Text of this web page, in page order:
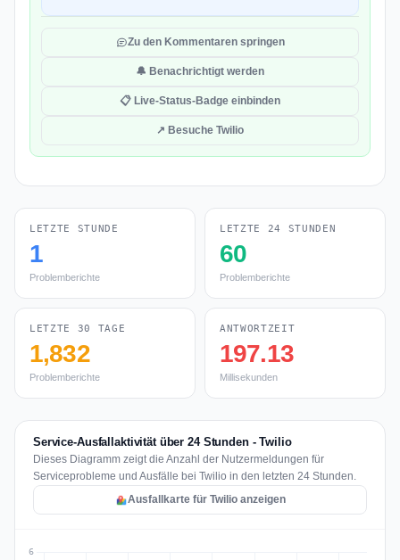
Zu den Kommentaren springen
🔔 Benachrichtigt werden
📋 Live-Status-Badge einbinden
↗ Besuche Twilio
LETZTE STUNDE
1
Problemberichte
LETZTE 24 STUNDEN
60
Problemberichte
LETZTE 30 TAGE
1,832
Problemberichte
ANTWORTZEIT
197.13
Millisekunden
Service-Ausfallaktivität über 24 Stunden - Twilio
Dieses Diagramm zeigt die Anzahl der Nutzermeldungen für
Serviceprobleme und Ausfälle bei Twilio in den letzten 24 Stunden.
Ausfallkarte für Twilio anzeigen